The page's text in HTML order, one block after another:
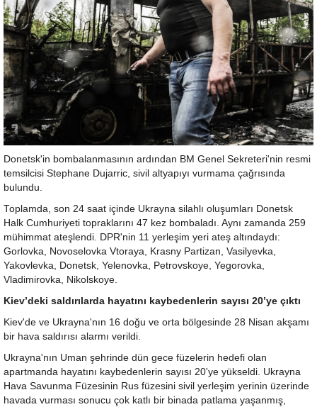
Donetsk'in bombalanmasının ardından BM Genel Sekreteri'nin resmi
temsilcisi Stephane Dujarric, sivil altyapıyı vurmama çağrısında
bulundu.
Toplamda, son 24 saat içinde Ukrayna silahlı oluşumları Donetsk
Halk Cumhuriyeti topraklarını 47 kez bombaladı. Aynı zamanda 259
mühimmat ateşlendi. DPR'nin 11 yerleşim yeri ateş altındaydı:
Gorlovka, Novoselovka Vtoraya, Krasny Partizan, Vasilyevka,
Yakovlevka, Donetsk, Yelenovka, Petrovskoye, Yegorovka,
Vladimirovka, Nikolskoye.
Kiev’deki saldırılarda hayatını kaybedenlerin sayısı 20’ye çıktı
Kiev'de ve Ukrayna'nın 16 doğu ve orta bölgesinde 28 Nisan akşamı
bir hava saldırısı alarmı verildi.
Ukrayna'nın Uman şehrinde dün gece füzelerin hedefi olan
apartmanda hayatını kaybedenlerin sayısı 20'ye yükseldi. Ukrayna
Hava Savunma Füzesinin Rus füzesini sivil yerleşim yerinin üzerinde
havada vurması sonucu çok katlı bir binada patlama yaşanmış,